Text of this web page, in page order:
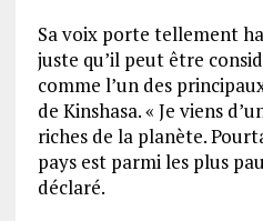
Sa voix porte tellement
juste qu’il peut être
comme l’un des
de Kinshasa. « Je viens
riches de la planète.
pays est parmi les plus
déclaré.